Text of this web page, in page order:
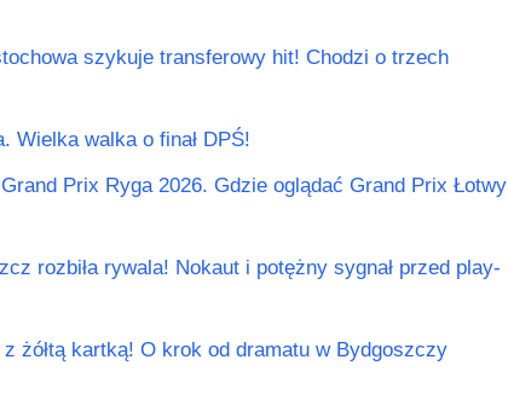
szykuje transferowy hit! Chodzi o trzech
Wielka walka o finał DPŚ!
Prix Ryga 2026. Gdzie oglądać Grand Prix Łotwy
rozbiła rywala! Nokaut i potężny sygnał przed play-
żółtą kartką! O krok od dramatu w Bydgoszczy